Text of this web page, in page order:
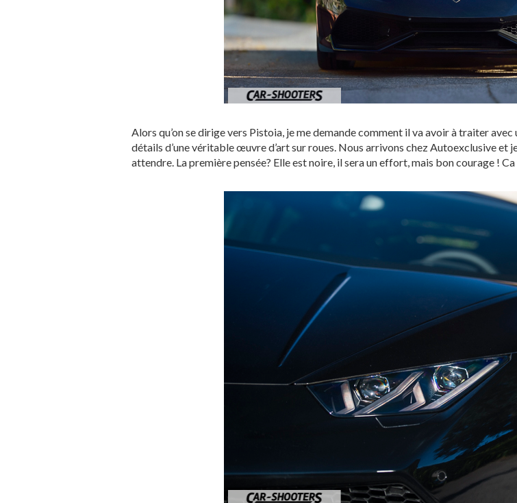
Alors qu’on se dirige vers Pistoia, je me demande comment il va avoir à traiter
détails d’une véritable œuvre d’art sur roues. Nous arrivons chez Autoexclusive et
attendre. La première pensée? Elle est noire, il sera un effort, mais bon courage !